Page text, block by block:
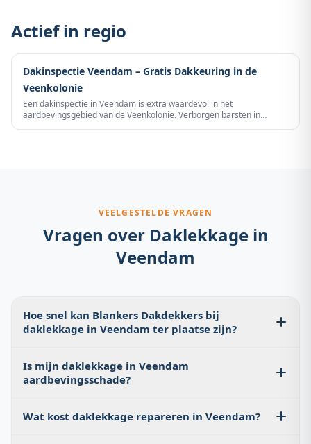
Actief in regio
Dakinspectie Veendam – Gratis Dakkeuring in de
Veenkolonie
Een dakinspectie in Veendam is extra waardevol in het
aardbevingsgebied van de Veenkolonie. Verborgen barsten in
VEELGESTELDE VRAGEN
Vragen over Daklekkagein
Veendam
Hoe snel kan Blankers Dakdekkers bij
daklekkage in Veendam ter plaatse zijn?
in Veendam aanwezig te zijn. Bel 085 060 3283 voor
directe spoedmelding.
Is mijn daklekkage in Veendam
aardbevingsschade?
loodwerk zijn klassieke gevolgen van
Wat kost daklekkage repareren in Veendam?